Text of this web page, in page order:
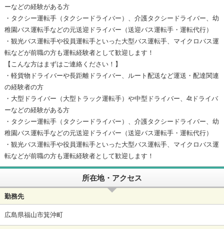
ーなどの経験がある方
・タクシー運転手（タクシードライバー）、介護タクシードライバー、幼
稚園バス運転手などの元送迎ドライバー（送迎バス運転手・運転代行）
・観光バス運転手や役員運転手といった大型バス運転手、マイクロバス運
転などが前職の方も運転経験者として歓迎します！
【こんな方はまずはご連絡ください！】
・軽貨物ドライバーや長距離ドライバー、ルート配送など運送・配達関連
の経験者の方
・大型ドライバー（大型トラック運転手）や中型ドライバー、4tドライバ
ーなどの経験がある方
・タクシー運転手（タクシードライバー）、介護タクシードライバー、幼
稚園バス運転手などの元送迎ドライバー（送迎バス運転手・運転代行）
・観光バス運転手や役員運転手といった大型バス運転手、マイクロバス運
転などが前職の方も運転経験者として歓迎します！
所在地・アクセス
勤務先
広島県福山市箕沖町